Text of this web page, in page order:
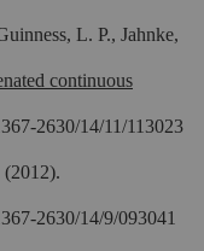
L. P., Jahnke,
continuous
2630/14/11/113023
2630/14/9/093041